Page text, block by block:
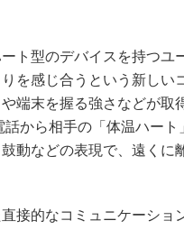
ト型のデバイスを持つユ
を感じ合うという新しい
端末を握る強さなどが取
話から相手の「体温ハー
動などの表現で、遠くに
接的なコミュニケーショ